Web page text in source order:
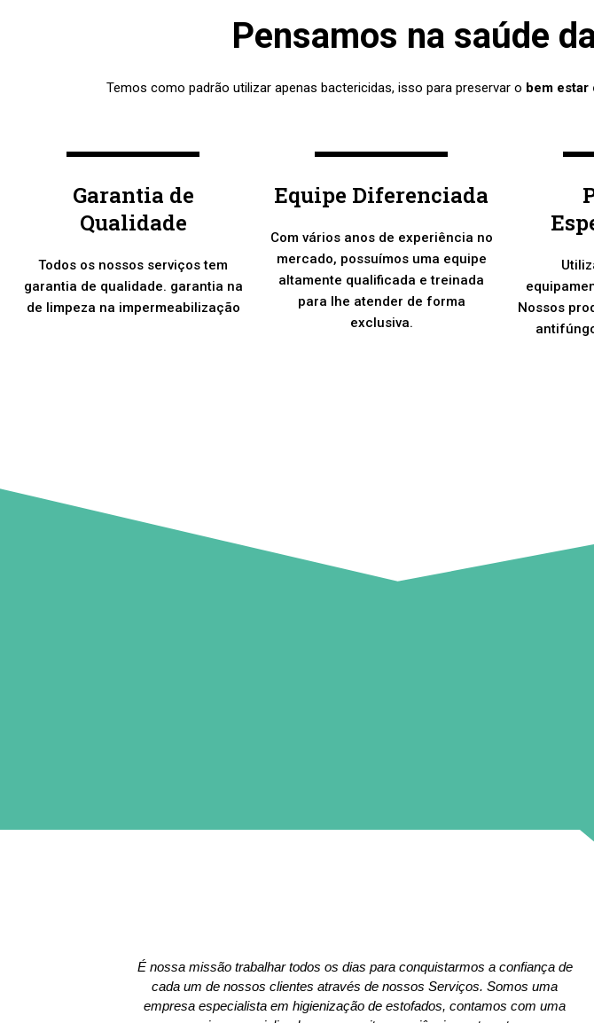
Pensamos na saúde
Temos como padrão utilizar apenas bactericidas, isso para preservar o bem estar
Garantia de
Qualidade
Todos os nossos serviços tem
garantia de qualidade. garantia na
de limpeza na impermeabilização
Equipe Diferenciada
Com vários anos de experiência no
mercado, possuímos uma equipe
altamente qualificada e treinada
para lhe atender de forma
exclusiva.
Nossos
É nossa missão trabalhar todos os dias para conquistarmos a confiança de
cada um de nossos clientes através de nossos Serviços. Somos uma
empresa especialista em higienização de estofados, contamos com uma